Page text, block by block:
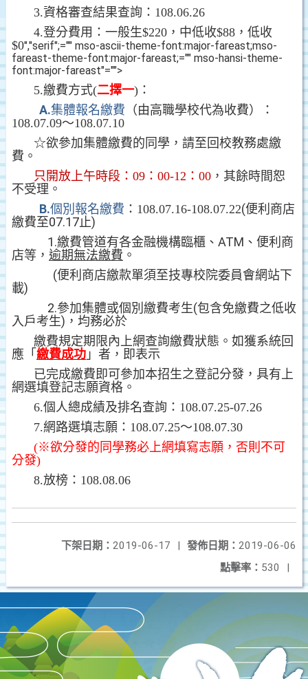
3.資格審查結果查詢： 108.06.26
4.登分費用： 一般生$220 ，中低收$88 ，低收
$0","serif";="" mso-ascii-theme-font:major-fareast;mso-
fareast-theme-font:major-fareast;="" mso-hansi-theme-
font:major-fareast"="">
5.繳費方式(二擇一) ：
A.集體報名繳費 （由高職學校代為收費）：
108.07.09～108.07.10
☆欲參加集體繳費的同學，請至回校教務處繳
費。
只開放上午時段： 09 ： 00-12 ： 00 ，其餘時間恕
不受理。
B.個別報名繳費 ： 108.07.16-108.07.22(便利商店
繳費至07.17止)
1.繳費管道有各金融機構臨櫃、 ATM 、便利商
店等， 逾期無法繳費 。
(便利商店繳款單須至技專校院委員會網站下
載)
2.參加集體或個別繳費考生(包含免繳費之低收
入戶考生) ，均務必於
繳費規定期限內上網查詢繳費狀態。如獲系統回
應「 繳費成功 」者，即表示
已完成繳費即可參加本招生之登記分發，具有上
網選填登記志願資格。
6.個人總成績及排名查詢： 108.07.25-07.26
7.網路選填志願： 108.07.25～108.07.30
(※欲分發的同學務必上網填寫志願，否則不可
分發)
8.放榜： 108.08.06
發佈日期： 2019-06-06
下架日期： 2019-06-17
|
點擊率： 530 |